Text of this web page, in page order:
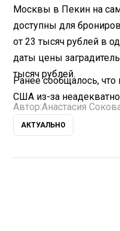
Москвы в Пекин на
доступны для
от 23 тысяч рублей в
даты цены
тысяч рублей.
Ранее сообщалось, что
США из-за
Автор:Анастасия
АКТУАЛЬНО